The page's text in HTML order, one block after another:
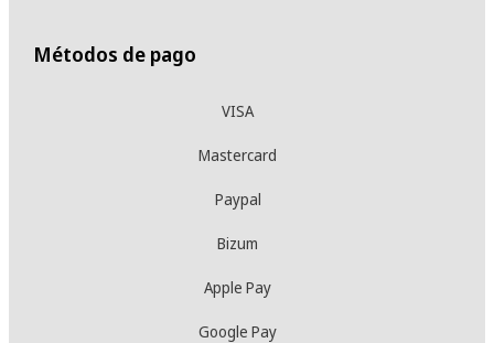
Métodos de pago
VISA
Mastercard
Paypal
Bizum
Apple Pay
Google Pay